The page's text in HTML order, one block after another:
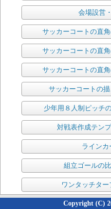
会場設営
サッカーコートの直
サッカーコートの直
サッカーコートの直
サッカーコートの描
少年用８人制ピッチ
対戦表作成テン
ラインカ
組立ゴールの
ワンタッチタ
Copyright (C)